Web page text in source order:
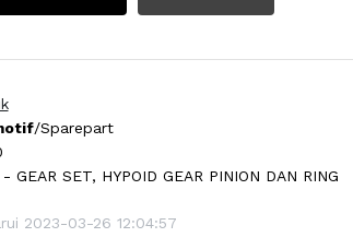
/Sparepart
GEAR SET, HYPOID GEAR PINION DAN RING
2023-03-26 12:04:57